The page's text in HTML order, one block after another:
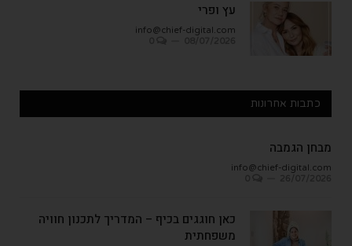
עץ ופרי
info@chief-digital.com
כתבות אחרונות
מבחן הגמבה
info@chief-digital.com
כאן חוגגים בכיף – המדריך לתכנון חוויה
משפחתית